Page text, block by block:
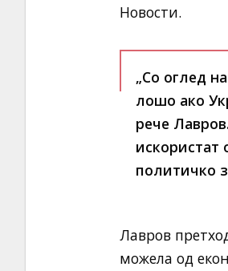
Новости.
„Со оглед
лошо ако
рече
искористат
политичко
Лавров
можела од